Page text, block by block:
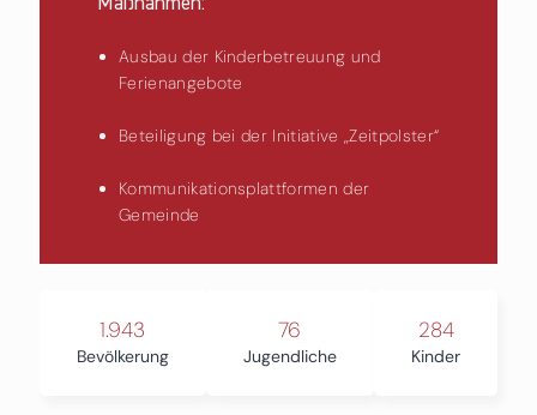
Ausbau der Kinderbetreuung und
Ferienangebote
Beteiligung bei der Initiative ,,Zeitpolster“
Kommunikationsplattformen der
Gemeinde
1.943
Bevölkerung
76
Jugendliche
284
Kinder